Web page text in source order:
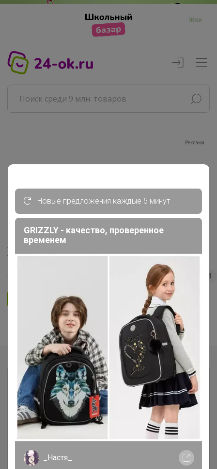
Жми
Реклама
АРХИВ СП
Продукты
"Сыры, сливки по сказочной цене!"
Холодильник
3.7K 4
Показаны записи 1-5из 5
Новые предложения каждые 5 минут
GRIZZLY - качество, проверенное
временем
_Настя_